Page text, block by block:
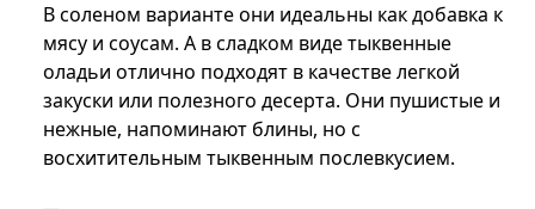
В соленом варианте они идеальны как добавка к
мясу и соусам. А в сладком виде тыквенные
оладьи отлично подходят в качестве легкой
закуски или полезного десерта. Они пушистые и
нежные, напоминают блины, но с
восхитительным тыквенным послевкусием.